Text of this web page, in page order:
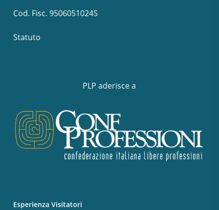
Cod. Fisc. 95060510245
Statuto
PLP aderisce a
Esperienza Visitatori